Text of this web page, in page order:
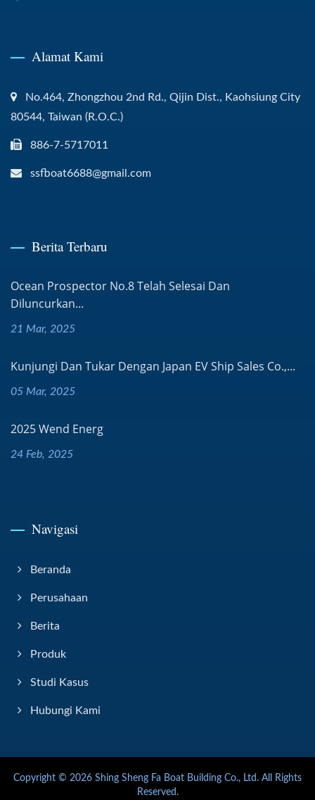
Alamat Kami
No.464, Zhongzhou 2nd Rd., Qijin Dist., Kaohsiung City
80544, Taiwan (R.O.C.)
886-7-5717011
ssfboat6688@gmail.com
Berita Terbaru
Ocean Prospector No.8 Telah Selesai Dan
Diluncurkan...
21 Mar, 2025
Kunjungi Dan Tukar Dengan Japan EV Ship Sales Co.,...
05 Mar, 2025
2025 Wend Energ
24 Feb, 2025
Navigasi
Beranda
Perusahaan
Berita
Produk
Studi Kasus
Hubungi Kami
Copyright © 2026 Shing Sheng Fa Boat Building Co., Ltd. All Rights
Reserved.